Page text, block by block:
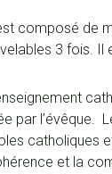
composé de
3 fois.
par l’évêque.
catholiques
et la